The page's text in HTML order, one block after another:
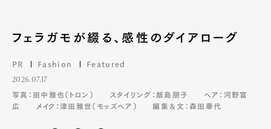
フェラガモが綴る、感性のダイアローグ
PR Fashion Featured
2026.07.17
写真：田中雅也（トロン）
スタイリング：飯島朋子
ヘア：河野富
広
メイク：津田雅世（モッズヘア） 編集＆文：森田華代